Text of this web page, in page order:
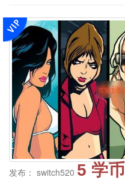
发布： switch520 5 学币